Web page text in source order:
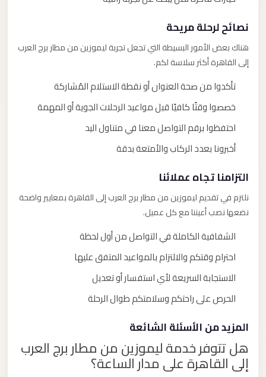
نصائح لرحلة مريحة
هناك بعض الأمور البسيطة التي تجعل تجربة ليموزين من مطار برج العرب
إلى القاهرة أكثر سلاسة لكم.
تأكدوا من صحة العنوان أو نقطة الاستلام المُشاركة
خصصوا وقتًا كافيًا قبل مواعيد الرحلات الجوية أو المهمة
احتفظوا برقم التواصل معنا في متناول اليد
أخبرونا بعدد الركاب والأمتعة بدقة
التزامنا تجاه عملائنا
نلتزم في تقديم ليموزين من مطار برج العرب إلى القاهرة بمعايير واضحة
نضعها نصب أعيننا مع كل عميل.
الشفافية الكاملة في التواصل من أول لحظة
احترام وقتكم والالتزام بالمواعيد المتفق عليها
الاستجابة السريعة لأي استفسار أو تعديل
الحرص على راحتكم وسلامتكم طوال الرحلة
المزيد من الأسئلة الشائعة
هل تتوفر خدمة ليموزين من مطار برج العرب
إلى القاهرة على مدار الساعة؟